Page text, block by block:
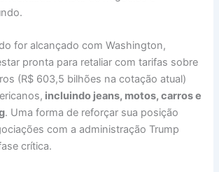
for alcançado com Washington,
pronta para retaliar com tarifas sobre
(R$ 603,5 bilhões na cotação atual)
incluindo jeans, motos, carros e
. Uma forma de reforçar sua posição
com a administração Trump
crítica.